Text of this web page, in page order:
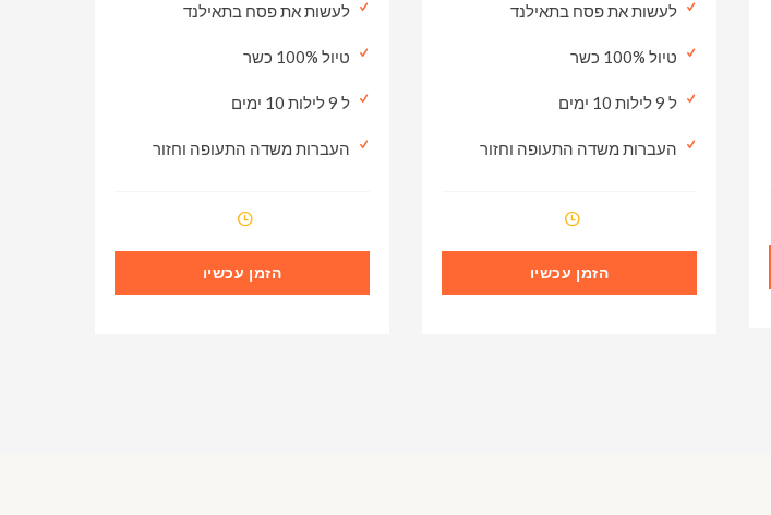
לעשות את פסח בתאילנד
טיול 100% כשר
ל 9 לילות 10 ימים
העברות משדה התעופה וחזור
הזמן עכשיו
לעשות את פסח בתאילנד
טיול 100% כשר
ל 9 לילות 10 ימים
העברות משדה התעופה וחזור
הזמן עכשיו